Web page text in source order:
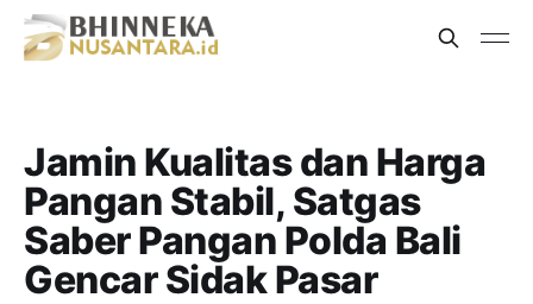
Jamin Kualitas dan Harga
Pangan Stabil, Satgas
Saber Pangan Polda Bali
Gencar Sidak Pasar